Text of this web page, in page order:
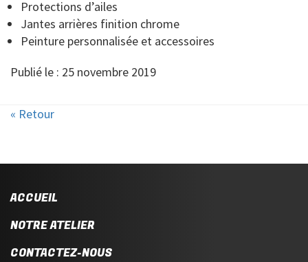
Protections d’ailes
Jantes arrières finition chrome
Peinture personnalisée et accessoires
Publié le : 25 novembre 2019
« Retour
ACCUEIL
NOTRE ATELIER
CONTACTEZ-NOUS